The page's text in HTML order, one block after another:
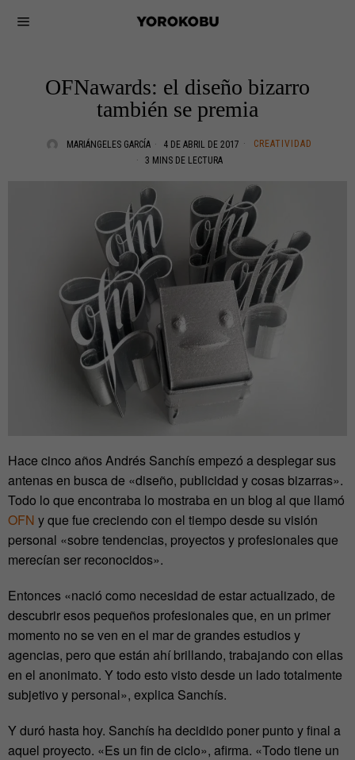
OFNawards: el diseño bizarro
también se premia
MARIÁNGELES GARCÍA 4 DE ABRIL DE 2017
CREATIVIDAD
3 MINS DE LECTURA
Hace cinco años Andrés Sanchís empezó a desplegar sus
antenas en busca de «diseño, publicidad y cosas bizarras».
Todo lo que encontraba lo mostraba en un blog al que llamó
OFN y que fue creciendo con el tiempo desde su visión
personal «sobre tendencias, proyectos y profesionales que
merecían ser reconocidos».
Entonces «nació como necesidad de estar actualizado, de
descubrir esos pequeños profesionales que, en un primer
momento no se ven en el mar de grandes estudios y
agencias, pero que están ahí brillando, trabajando con ellas
en el anonimato. Y todo esto visto desde un lado totalmente
subjetivo y personal», explica Sanchís.
Y duró hasta hoy. Sanchís ha decidido poner punto y final a
aquel proyecto. «Es un fin de ciclo», afirma. «Todo tiene un